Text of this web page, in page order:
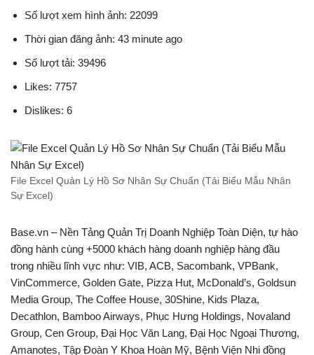
Số lượt xem hình ảnh: 22099
Thời gian đăng ảnh: 43 minute ago
Số lượt tải: 39496
Likes: 7757
Dislikes: 6
File Excel Quản Lý Hồ Sơ Nhân Sự Chuẩn (Tải Biểu Mẫu Nhân
Sự Excel)
Base.vn – Nền Tảng Quản Trị Doanh Nghiệp Toàn Diện, tự hào
đồng hành cùng +5000 khách hàng doanh nghiệp hàng đầu
trong nhiều lĩnh vực như: VIB, ACB, Sacombank, VPBank,
VinCommerce, Golden Gate, Pizza Hut, McDonald’s, Goldsun
Media Group, The Coffee House, 30Shine, Kids Plaza,
Decathlon, Bamboo Airways, Phục Hưng Holdings, Novaland
Group, Cen Group, Đại Học Văn Lang, Đại Học Ngoại Thương,
Amanotes, Tập Đoàn Y Khoa Hoàn Mỹ, Bệnh Viện Nhi đồng